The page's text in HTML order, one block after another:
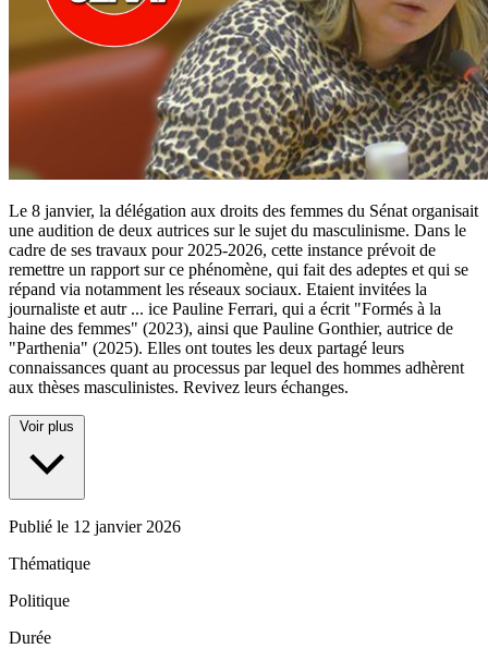
Le 8 janvier, la délégation aux droits des femmes du Sénat organisait
une audition de deux autrices sur le sujet du masculinisme. Dans le
cadre de ses travaux pour 2025-2026, cette instance prévoit de
remettre un rapport sur ce phénomène, qui fait des adeptes et qui se
répand via notamment les réseaux sociaux. Etaient invitées la
journaliste et autr ... ice Pauline Ferrari, qui a écrit "Formés à la
haine des femmes" (2023), ainsi que Pauline Gonthier, autrice de
"Parthenia" (2025). Elles ont toutes les deux partagé leurs
connaissances quant au processus par lequel des hommes adhèrent
aux thèses masculinistes. Revivez leurs échanges.
Voir plus
Publié le 12 janvier 2026
Thématique
Politique
Durée